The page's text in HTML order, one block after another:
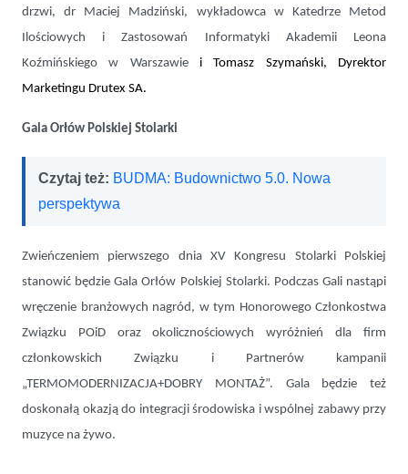
drzwi, dr Maciej Madziński, wykładowca w Katedrze Metod
Ilościowych i Zastosowań Informatyki Akademii Leona
Koźmińskiego w Warszawie i Tomasz Szymański, Dyrektor
Marketingu Drutex SA.
Gala Orłów Polskiej Stolarki
Czytaj też: BUDMA: Budownictwo 5.0. Nowa
perspektywa
Zwieńczeniem pierwszego dnia XV Kongresu Stolarki Polskiej
stanowić będzie Gala Orłów Polskiej Stolarki. Podczas Gali nastąpi
wręczenie branżowych nagród, w tym Honorowego Członkostwa
Związku POiD oraz okolicznościowych wyróżnień dla firm
członkowskich Związku i Partnerów kampanii
„TERMOMODERNIZACJA+DOBRY MONTAŻ”. Gala będzie też
doskonałą okazją do integracji środowiska i wspólnej zabawy przy
muzyce na żywo.